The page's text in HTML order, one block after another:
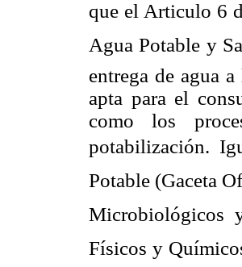
que el Articulo 6
Agua Potable y
entrega de agua
apta para el
como los
potabilización.
Potable (Gaceta
Físicos y